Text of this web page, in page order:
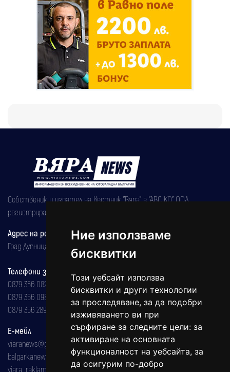
Ние използваме
бисквитки
Този уебсайт използва
бисквитки и други технологии
за проследяване, за да подобри
изживяването ви при
сърфиране за следните цели: за
активиране на основната
функционалност на уебсайта, за
да осигурим по-добро
Собственик и издател на вестник "Вяра" е "АВС КО" ООД,
регистрирана на 08.05.2002 година.
Адрес на редакцията
Град Дупница, ул.''Христо Ботев" 43
Телефони за реклама и абонаменти
0879 356 082
0879 356 098
0879 356 289
Е-мейл
viaranews@gmail.com
balgarkanews@gmail.com
viara_reklama@mail.bg